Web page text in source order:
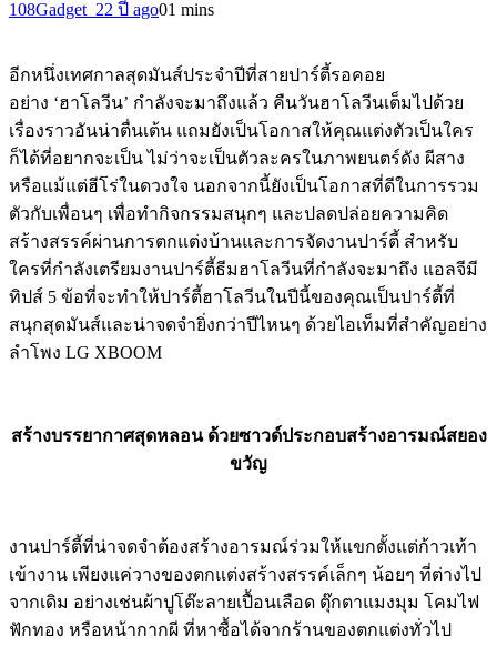
108Gadget_22 ปี ago01 mins
อีกหนึ่งเทศกาลสุดมันส์ประจำปีที่สายปาร์ตี้รอคอย
อย่าง ‘ฮาโลวีน’ กำลังจะมาถึงแล้ว คืนวันฮาโลวีนเต็มไปด้วย
เรื่องราวอันน่าตื่นเต้น แถมยังเป็นโอกาสให้คุณแต่งตัวเป็นใคร
ก็ได้ที่อยากจะเป็น ไม่ว่าจะเป็นตัวละครในภาพยนตร์ดัง ผีสาง
หรือแม้แต่ฮีโร่ในดวงใจ นอกจากนี้ยังเป็นโอกาสที่ดีในการรวม
ตัวกับเพื่อนๆ เพื่อทำกิจกรรมสนุกๆ และปลดปล่อยความคิด
สร้างสรรค์ผ่านการตกแต่งบ้านและการจัดงานปาร์ตี้ สำหรับ
ใครที่กำลังเตรียมงานปาร์ตี้ธีมฮาโลวีนที่กำลังจะมาถึง แอลจีมี
ทิปส์ 5 ข้อที่จะทำให้ปาร์ตี้ฮาโลวีนในปีนี้ของคุณเป็นปาร์ตี้ที่
สนุกสุดมันส์และน่าจดจำยิ่งกว่าปีไหนๆ ด้วยไอเท็มที่สำคัญอย่าง
ลำโพง LG XBOOM
สร้างบรรยากาศสุดหลอน ด้วยซาวด์ประกอบสร้างอารมณ์สยอง
ขวัญ
งานปาร์ตี้ที่น่าจดจำต้องสร้างอารมณ์ร่วมให้แขกตั้งแต่ก้าวเท้า
เข้างาน เพียงแค่วางของตกแต่งสร้างสรรค์เล็กๆ น้อยๆ ที่ต่างไป
จากเดิม อย่างเช่นผ้าปูโต๊ะลายเปื้อนเลือด ตุ๊กตาแมงมุม โคมไฟ
ฟักทอง หรือหน้ากากผี ที่หาซื้อได้จากร้านของตกแต่งทั่วไป